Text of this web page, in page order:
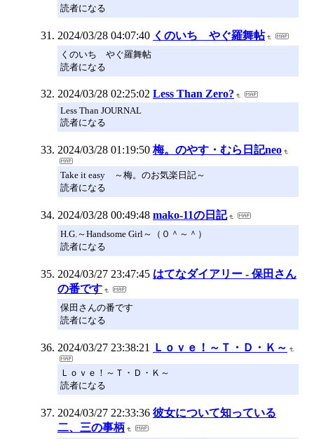
読者になる
2024/03/28 04:07:40 くのいち やぐ羅舞帖
くのいち やぐ羅舞帖
読者になる
2024/03/28 02:25:02 Less Than Zero?
Less Than JOURNAL
読者になる
2024/03/28 01:19:50 梅。のやす・むら日記neo
Take it easy ～梅。のお気楽日記～
読者になる
2024/03/28 00:49:48 mako-11の日記
H.G.～Handsome Girl～（０＾～＾）
読者になる
2024/03/27 23:47:45 はてなダイアリー - 保田さん
の番です
保田さんの番です
読者になる
2024/03/27 23:38:21 Ｌｏｖｅ！～Ｔ・Ｄ・Ｋ～
Ｌｏｖｅ！～Ｔ・Ｄ・Ｋ～
読者になる
2024/03/27 22:33:36 彼女について知っている
二、三の事柄